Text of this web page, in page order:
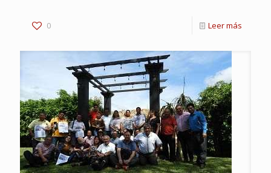
0 Leer más